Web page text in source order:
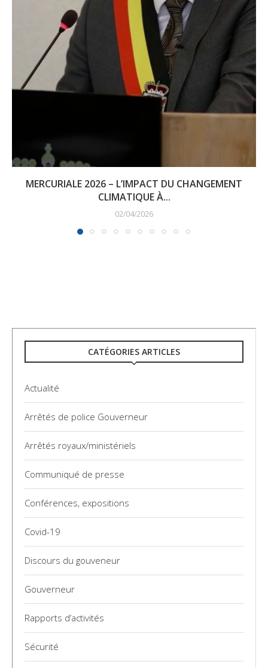
MERCURIALE 2026 – L’IMPACT DU CHANGEMENT
CLIMATIQUE À...
02/04/2026
CATÉGORIES ARTICLES
Actualité
Arrêtés de police Gouverneur
Arrêtés royaux/ministériels
Communiqué de presse
Conférences, expositions
Covid-19
Discours du gouveneur
Gouverneur
Rapports d’activités
Sécurité